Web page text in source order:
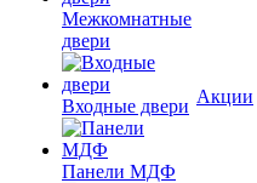
Межкомнатные
двери
Входные двери
Панели МДФ
Акции